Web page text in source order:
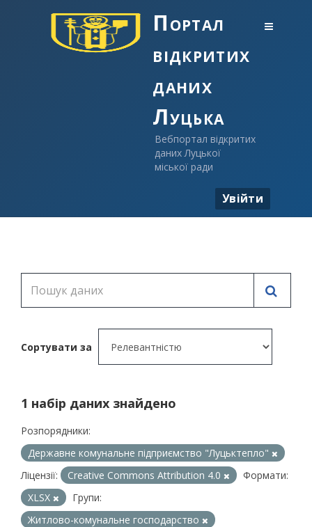
Портал
відкритих
даних
Луцька
Вебпортал відкритих
даних Луцької
міської ради
Увійти
Сортувати за
1 набір даних знайдено
Розпорядники:
Державне комунальне підприємство "Луцьктепло"
Ліцензії:
Creative Commons Attribution 4.0
Формати:
XLSX
Групи:
Житлово-комунальне господарство